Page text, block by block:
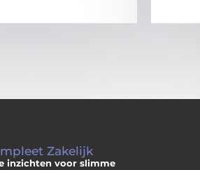
Zakelijk
inzichten voor slimme